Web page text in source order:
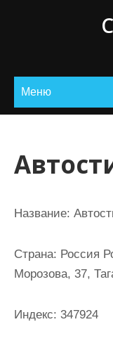
Меню
Название:
Страна: Россия
Морозова, 37,
Индекс: 347924